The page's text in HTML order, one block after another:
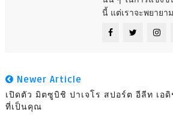
นี้ แต่เราจะพยายาม
Newer Article
เปิดตัว มิตซูบิชิ ปาเจโร สปอร์ต อีลีท เอ
ที่เป็นคุณ